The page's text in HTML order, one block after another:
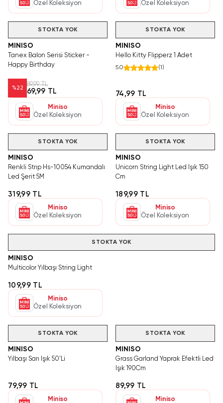
Özel Koleksiyon
Özel Koleksiyon
STOKTA YOK
MINISO
Tanex Balon Serisi Sticker -
Happy Birthday
%22
89,99 TL
69,99 TL
Miniso
Özel Koleksiyon
STOKTA YOK
MINISO
Hello Kitty Flipperz 1 Adet
5.0 (1 )
74,99 TL
Miniso
Özel Koleksiyon
STOKTA YOK
MINISO
Renkli Strıp Hs-10054 Kumandalı
Led Şerit 5M
319,99 TL
Miniso
Özel Koleksiyon
STOKTA YOK
MINISO
Unicorn String Light Led Işık 150
Cm
189,99 TL
Miniso
Özel Koleksiyon
STOKTA YOK
MINISO
Multicolor Yılbaşı String Light
109,99 TL
Miniso
Özel Koleksiyon
STOKTA YOK
MINISO
Yılbaşı Sarı Işık 50'Li
79,99 TL
Miniso
STOKTA YOK
MINISO
Grass Garland Yaprak Efektli Led
Işık 190Cm
89,99 TL
Miniso